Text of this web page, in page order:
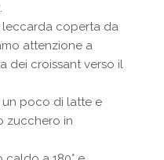
leccarda coperta da
attenzione a
dei croissant verso il
poco di latte e
zucchero in